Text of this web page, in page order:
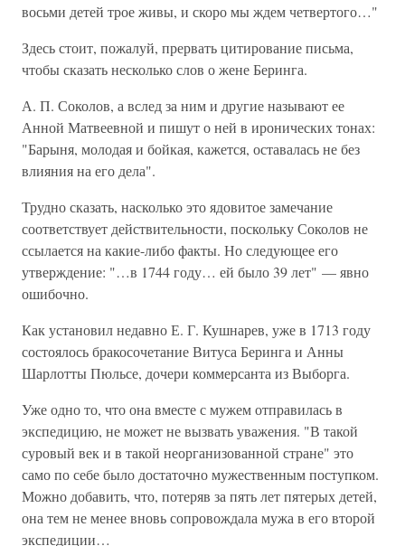
восьми детей трое живы, и скоро мы ждем четвертого…"
Здесь стоит, пожалуй, прервать цитирование письма,
чтобы сказать несколько слов о жене Беринга.
А. П. Соколов, а вслед за ним и другие называют ее
Анной Матвеевной и пишут о ней в иронических тонах:
"Барыня, молодая и бойкая, кажется, оставалась не без
влияния на его дела".
Трудно сказать, насколько это ядовитое замечание
соответствует действительности, поскольку Соколов не
ссылается на какие-либо факты. Но следующее его
утверждение: "…в 1744 году… ей было 39 лет" — явно
ошибочно.
Как установил недавно Е. Г. Кушнарев, уже в 1713 году
состоялось бракосочетание Витуса Беринга и Анны
Шарлотты Пюльсе, дочери коммерсанта из Выборга.
Уже одно то, что она вместе с мужем отправилась в
экспедицию, не может не вызвать уважения. "В такой
суровый век и в такой неорганизованной стране" это
само по себе было достаточно мужественным поступком.
Можно добавить, что, потеряв за пять лет пятерых детей,
она тем не менее вновь сопровождала мужа в его второй
экспедиции…